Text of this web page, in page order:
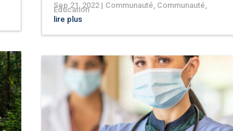
Sep 21, 2022| Communauté, Communauté,
Éducation
lire plus